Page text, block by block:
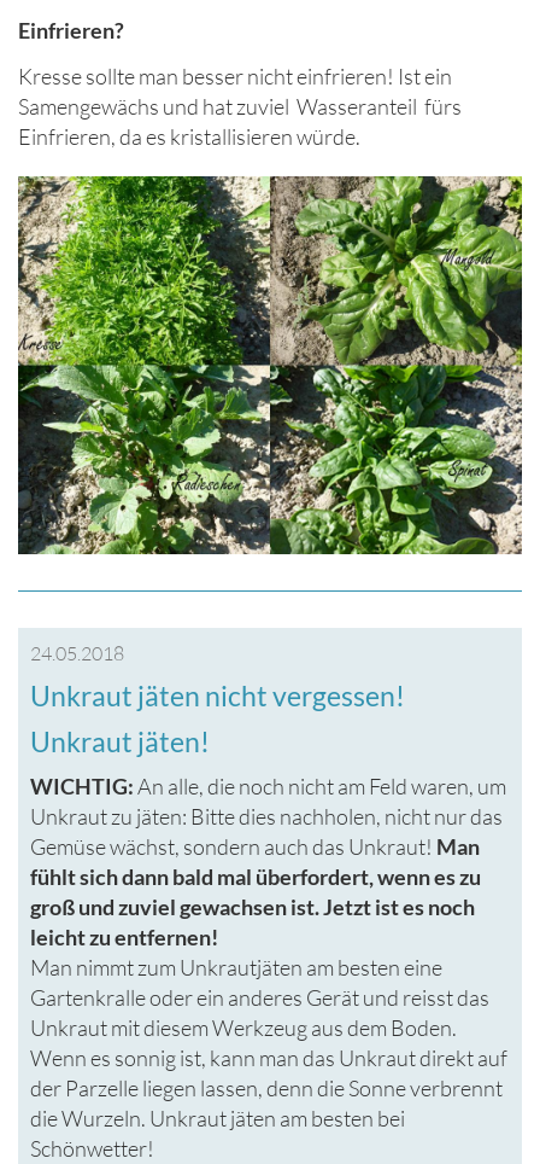
Einfrieren?
Kresse sollte man besser nicht einfrieren! Ist ein
Samengewächs und hat zuviel Wasseranteil fürs
Einfrieren, da es kristallisieren würde.
24.05.2018
Unkraut jäten nicht vergessen!
Unkraut jäten!
WICHTIG:An alle, die noch nicht am Feld waren, um
Unkraut zu jäten: Bitte dies nachholen, nicht nur das
Gemüse wächst, sondern auch das Unkraut! Man
fühlt sich dann bald mal überfordert, wenn es zu
groß und zuviel gewachsen ist. Jetzt ist es noch
leicht zu entfernen!
Man nimmt zum Unkrautjäten am besten eine
Gartenkralle oder ein anderes Gerät und reisst das
Unkraut mit diesem Werkzeug aus dem Boden.
Wenn es sonnig ist, kann man das Unkraut direkt auf
der Parzelle liegen lassen, denn die Sonne verbrennt
die Wurzeln. Unkraut jäten am besten bei
Schönwetter!